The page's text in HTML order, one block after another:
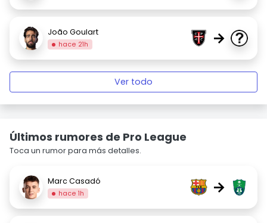
João Goulart
hace 21h →
Ver todo
Últimos rumores de Pro League
Toca un rumor para más detalles.
Marc Casadó
hace 1h →